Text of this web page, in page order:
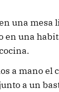
una mesa
en una
a mano el
a un